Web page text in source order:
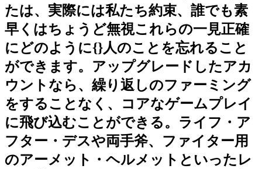
たは、実際には私たち約束、誰でも素
早くはちょうど無視これらの一見正確
にどのように{}人のことを忘れること
ができます。アップグレードしたアカ
ウントなら、繰り返しのファーミング
をすることなく、コアなゲームプレイ
に飛び込むことができる。ライフ・ア
フター・デスや両手斧、ファイター用
のアーメット・ヘルメットといったレ